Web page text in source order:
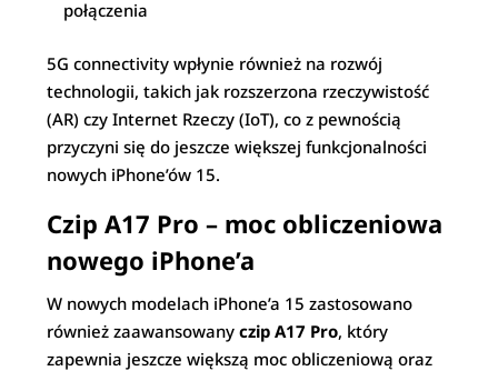
połączenia
5G connectivity wpłynie również na rozwój
technologii, takich jak rozszerzona rzeczywistość
(AR) czy Internet Rzeczy (IoT), co z pewnością
przyczyni się do jeszcze większej funkcjonalności
nowych iPhone’ów 15.
Czip A17 Pro – moc obliczeniowa
nowego iPhone’a
W nowych modelach iPhone’a 15 zastosowano
również zaawansowanyczip A17 Pro, który
zapewnia jeszcze większą moc obliczeniową oraz